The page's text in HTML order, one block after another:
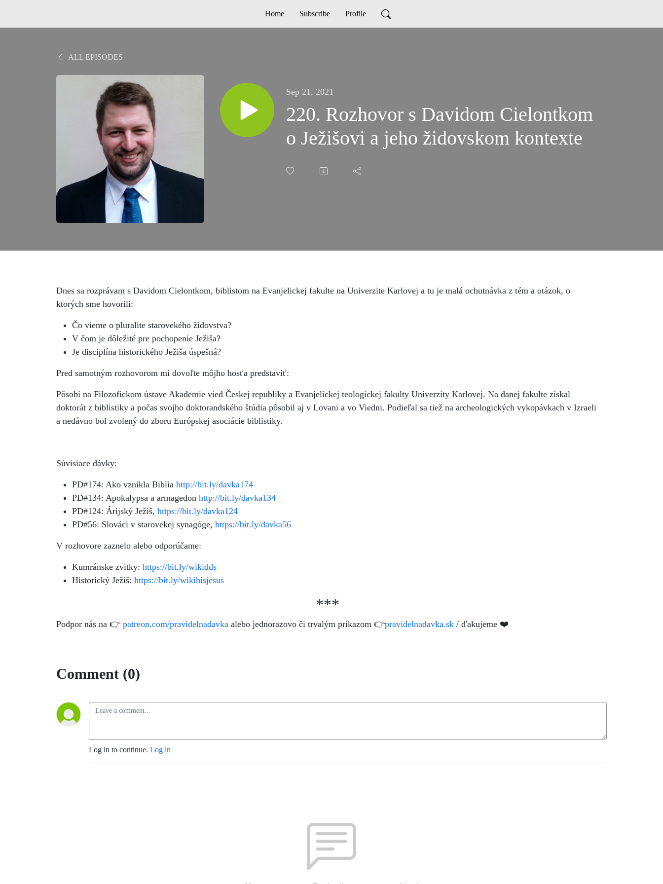
Home Subscribe Profile
ALL EPISODES
Sep 21, 2021
220. Rozhovor s Davidom Cielontkom
o Ježišovi a jeho židovskom kontexte
Dnes sa rozprávam s Davidom Cielontkom, biblistom na Evanjelickej fakulte na Univerzite Karlovej a tu je malá ochutnávka z tém a otázok, o
ktorých sme hovorili:
Čo vieme o pluralite starovekého židovstva?
V čom je dôležité pre pochopenie Ježiša?
Je disciplína historického Ježiša úspešná?
Pred samotným rozhovorom mi dovoľte môjho hosťa predstaviť:
Pôsobí na Filozofickom ústave Akademie vied Českej republiky a Evanjelickej teologickej fakulty Univerzity Karlovej. Na danej fakulte získal
doktorát z biblistiky a počas svojho doktorandského štúdia pôsobil aj v Lovani a vo Viedni. Podieľal sa tiež na archeologických vykopávkach v Izraeli
a nedávno bol zvolený do zboru Európskej asociácie biblistiky.
Súvisiace dávky:
PD#174: Ako vznikla Biblia http://bit.ly/davka174
PD#134: Apokalypsa a armagedon http://bit.ly/davka134
PD#124: Árijský Ježiš, https://bit.ly/davka124
PD#56: Slováci v starovekej synagóge, https://bit.ly/davka56
V rozhovore zaznelo alebo odporúčame:
Kumránske zvitky: https://bit.ly/wikidds
Historický Ježiš: https://bit.ly/wikihisjesus
***
Podpor nás na 👉 patreon.com/pravidelnadavka alebo jednorazovo či trvalým príkazom 👉pravidelnadavka.sk / ďakujeme ❤️
Comment (0)
Log in to continue. Log in